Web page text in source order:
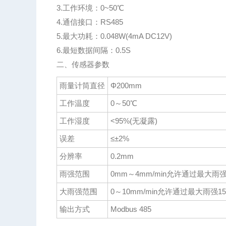
3.工作环境：0~50℃
4.通信接口：RS485
5.最大功耗：0.048W(4mA DC12V)
6.最短数据间隔：0.5S
二、传感器参数
雨量计筒直径 Φ200mm
工作温度 0～50℃
工作湿度 <95%(无凝露)
误差 ≤±2%
分辨率 0.2mm
雨强范围 0mm～4mm/min允许通过最大雨
大雨强范围 0～10mm/min允许通过最大雨强
输出方式 Modbus 485